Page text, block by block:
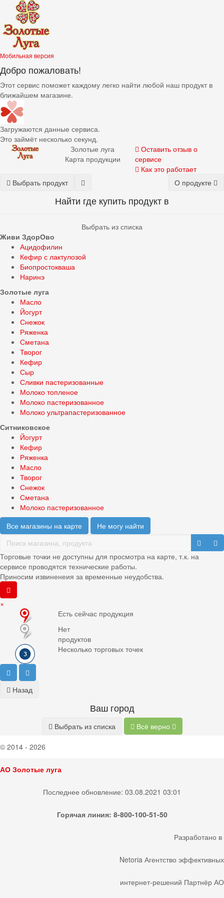
Мобильная версия
Добро пожаловать!
Этот сервис поможет каждому легко найти любой наш продукт в
ближайшем магазине.
Загружаются данные сервиса.
Это займёт несколько секунд.
Золотые луга
Карта продукции
Оставить отзыв о
сервисе
Как это работает
Выбрать продукт
О продукте
Найти где купить продукт в
Выбрать из списка
Живи ЗдорОво
Ацидофилин
Кефир с лактулозой
Биопростокваша
Наринэ
Золотые луга
Масло
Йогурт
Снежок
Ряженка
Сметана
Творог
Кефир
Сыр
Сливки пастеризованные
Молоко топленое
Молоко пастеризованное
Молоко ультрапастеризованное
Ситниковское
Йогурт
Кефир
Ряженка
Масло
Творог
Снежок
Сметана
Молоко пастеризованное
Все магазины на карте
Не могу найти
Торговые точки не доступны для просмотра на карте, т.к. на
сервисе проводятся технические работы.
Приносим извиненеия за временные неудобства.
×
Есть сейчас продукция
Нет
продуктов
Несколько торговых точек
Назад
Ваш город
Выбрать из списка Всё верно
© 2014 - 2026
АО Золотые луга
Последнее обновление: 03.08.2021 03:01
Горячая линия: 8-800-100-51-50
Разработано в
Netoria Агентство эффективных
интернет-решений Партнёр АО